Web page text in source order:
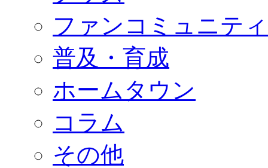
コーチ&スタッフ
ジュニア
ジュニアユース
ユース
練習拠点（ナラディーア）
SCHOOL
CLUB
パートナー募集
クラブ理念
サステナビリティ
ファンコミュニティ
普及・育成
ホームタウン
コラム
その他